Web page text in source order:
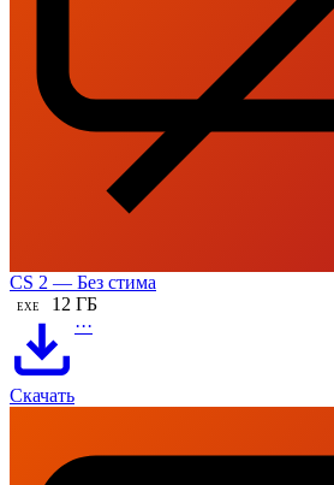
CS 2 — Без стима
EXE 12 ГБ
Скачать
···